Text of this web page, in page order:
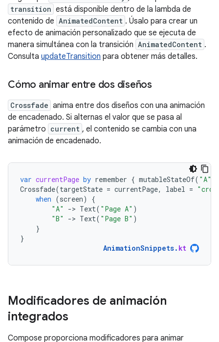
transition está disponible dentro de la lambda de
contenido de AnimatedContent . Úsalo para crear un
efecto de animación personalizado que se ejecuta de
manera simultánea con la transición AnimatedContent .
Consulta updateTransition para obtener más detalles.
Cómo animar entre dos diseños
Crossfade anima entre dos diseños con una animación
de encadenado. Si alternas el valor que se pasa al
parámetro current , el contenido se cambia con una
animación de encadenado.
var currentPage by remember { mutableStateOf( "A"
Crossfade(targetState = currentPage, label =
when (screen)
{
"A"
-> Text( "Page A" )
"B"
-> Text( "Page B" )
}
}
AnimationSnippets. kt
Modificadores de animación
integrados
Compose proporciona modificadores para animar